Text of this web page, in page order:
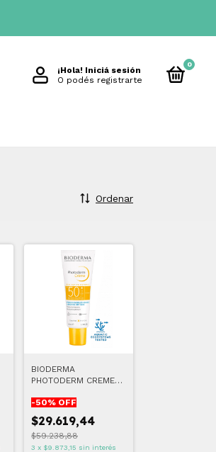
¡Hola! Iniciá sesión
O podés registrarte
0
Ordenar
BIODERMA
PHOTODERM CREME
(VENCE 10/2026)
-50% OFF
$29.619,44
$59.238,88
3 x $9.873,15 sin interés